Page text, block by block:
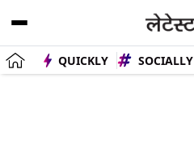
QUICKLY SOCIALLY